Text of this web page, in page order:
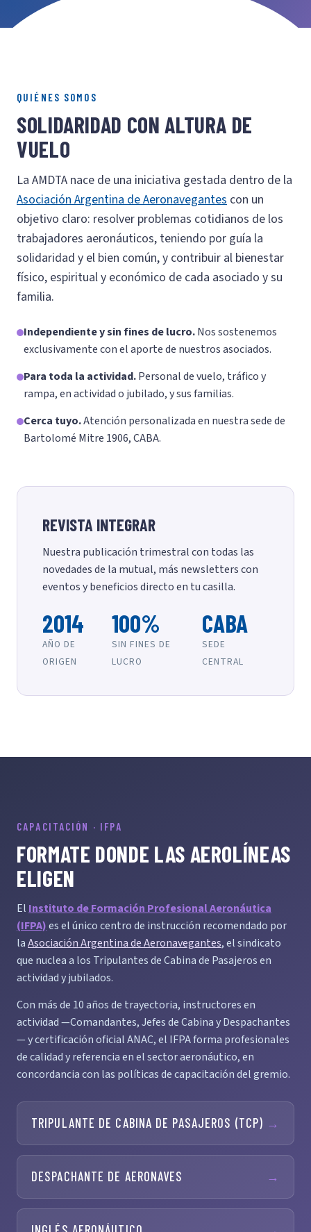
QUIÉNES SOMOS
SOLIDARIDAD CON ALTURA DE
VUELO
La AMDTA nace de una iniciativa gestada dentro de la
Asociación Argentina de Aeronavegantes con un
objetivo claro: resolver problemas cotidianos de los
trabajadores aeronáuticos, teniendo por guía la
solidaridad y el bien común, y contribuir al bienestar
físico, espiritual y económico de cada asociado y su
familia.
Independiente y sin fines de lucro.Nos sostenemos
exclusivamente con el aporte de nuestros asociados.
Para toda la actividad.Personal de vuelo, tráfico y
rampa, en actividad o jubilado, y sus familias.
Cerca tuyo.Atención personalizada en nuestra sede de
Bartolomé Mitre 1906, CABA.
REVISTA INTEGRAR
Nuestra publicación trimestral con todas las
novedades de la mutual, más newsletters con
eventos y beneficios directo en tu casilla.
2014
AÑO DE
ORIGEN
100%
SIN FINES DE
LUCRO
CABA
SEDE
CENTRAL
CAPACITACIÓN · IFPA
FORMATE DONDE LAS AEROLÍNEAS
ELIGEN
El Instituto de Formación Profesional Aeronáutica
(IFPA)es el único centro de instrucción recomendado por
laAsociación Argentina de Aeronavegantes, el sindicato
que nuclea a los Tripulantes de Cabina de Pasajeros en
actividad y jubilados.
Con más de 10 años de trayectoria, instructores en
actividad —Comandantes, Jefes de Cabina y Despachantes
— y certificación oficial ANAC, el IFPA forma profesionales
de calidad y referencia en el sector aeronáutico, en
concordancia con las políticas de capacitación del gremio.
TRIPULANTE DE CABINA DE PASAJEROS (TCP) →
DESPACHANTE DE AERONAVES →